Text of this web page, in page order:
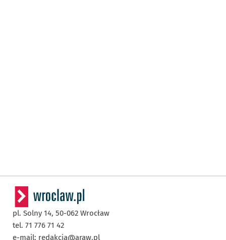
pl. Solny 14, 50-062 Wrocław
tel. 71 776 71 42
e-mail: redakcja@araw.pl